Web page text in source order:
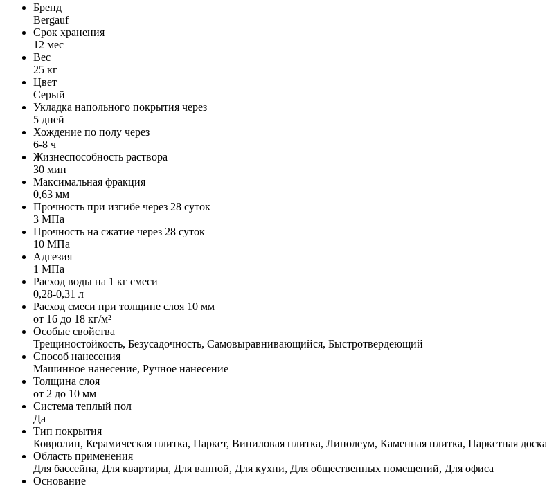
Бренд
Bergauf
Срок хранения
12 мес
Вес
25 кг
Цвет
Серый
Укладка напольного покрытия через
5 дней
Хождение по полу через
6-8 ч
Жизнеспособность раствора
30 мин
Максимальная фракция
0,63 мм
Прочность при изгибе через 28 суток
3 МПа
Прочность на сжатие через 28 суток
10 МПа
Адгезия
1 МПа
Расход воды на 1 кг смеси
0,28-0,31 л
Расход смеси при толщине слоя 10 мм
от 16 до 18 кг/м²
Особые свойства
Трещиностойкость, Безусадочность, Самовыравнивающийся, Быстротвердеющий
Способ нанесения
Машинное нанесение, Ручное нанесение
Толщина слоя
от 2 до 10 мм
Система теплый пол
Да
Тип покрытия
Ковролин, Керамическая плитка, Паркет, Виниловая плитка, Линолеум, Каменная плитка, Паркетная доска
Область применения
Для бассейна, Для квартиры, Для ванной, Для кухни, Для общественных помещений, Для офиса
Основание